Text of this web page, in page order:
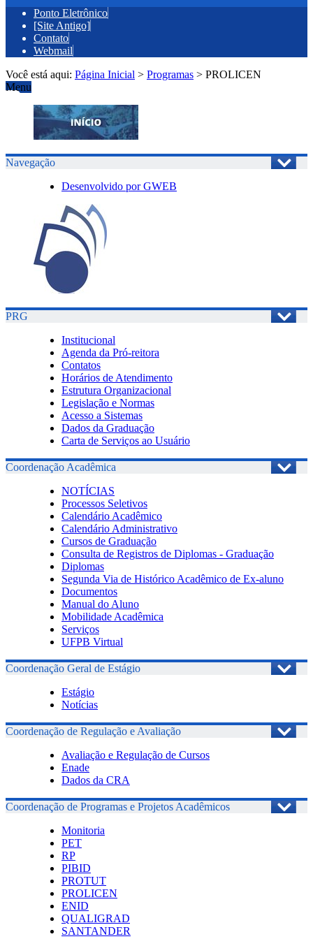
Ponto Eletrônico
[Site Antigo]
Contato
Webmail
Você está aqui: Página Inicial > Programas > PROLICEN
Menu
Navegação
Desenvolvido por GWEB
PRG
Institucional
Agenda da Pró-reitora
Contatos
Horários de Atendimento
Estrutura Organizacional
Legislação e Normas
Acesso a Sistemas
Dados da Graduação
Carta de Serviços ao Usuário
Coordenação Acadêmica
NOTÍCIAS
Processos Seletivos
Calendário Acadêmico
Calendário Administrativo
Cursos de Graduação
Consulta de Registros de Diplomas - Graduação
Diplomas
Segunda Via de Histórico Acadêmico de Ex-aluno
Documentos
Manual do Aluno
Mobilidade Acadêmica
Serviços
UFPB Virtual
Coordenação Geral de Estágio
Estágio
Notícias
Coordenação de Regulação e Avaliação
Avaliação e Regulação de Cursos
Enade
Dados da CRA
Coordenação de Programas e Projetos Acadêmicos
Monitoria
PET
RP
PIBID
PROTUT
PROLICEN
ENID
QUALIGRAD
SANTANDER